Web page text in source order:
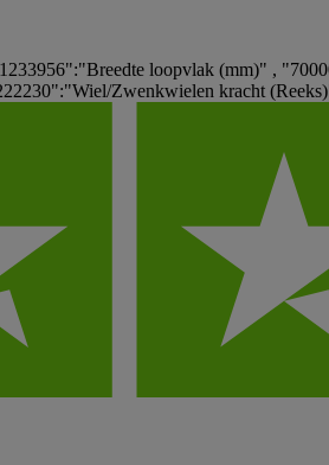
loopvlak (mm)" ,
Zwenkwielen kracht